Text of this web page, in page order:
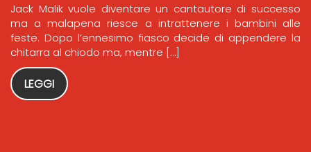
Jack Malik vuole diventare un cantautore di successo
ma a malapena riesce a intrattenere i bambini alle
feste. Dopo l’ennesimo fiasco decide di appendere la
chitarra al chiodo ma, mentre […]
LEGGI